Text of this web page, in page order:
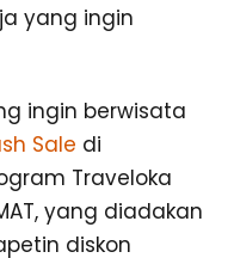
yang ingin
ingin berwisata
Sale di
Traveloka
yang diadakan
diskon